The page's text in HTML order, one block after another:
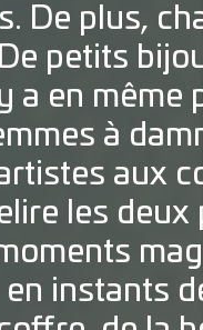
De plus,
petits
a en même
à
aux
les
instants